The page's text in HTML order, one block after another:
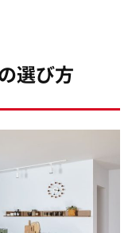
選び方